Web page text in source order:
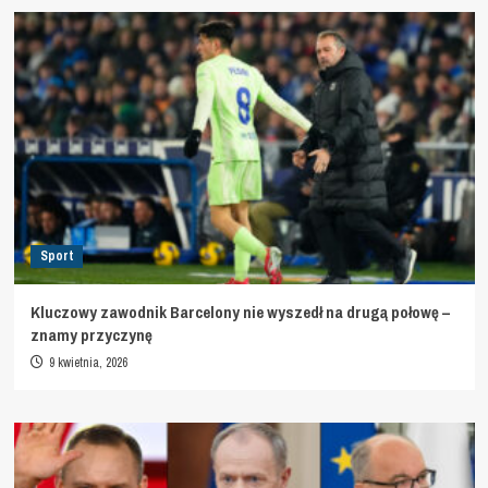
Sport
Kluczowy zawodnik Barcelony nie wyszedł na drugą połowę –
znamy przyczynę
9 kwietnia, 2026